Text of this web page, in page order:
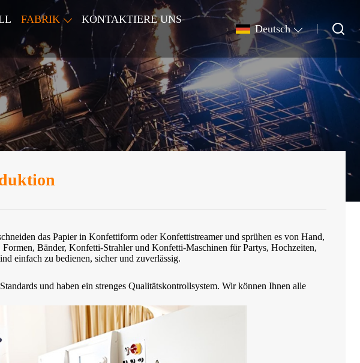
FABRIK
KONTAKTIERE UNS
Deutsch
das Papier in Konfettiform oder Konfettistreamer und sprühen es von Hand,
Bänder, Konfetti-Strahler und Konfetti-Maschinen für Partys, Hochzeiten,
einfach zu bedienen, sicher und zuverlässig.
und haben ein strenges Qualitätskontrollsystem. Wir können Ihnen alle